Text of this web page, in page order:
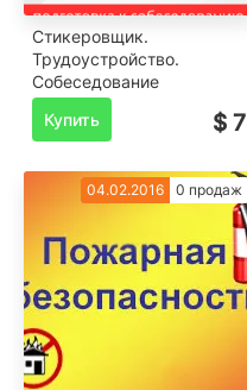
Стикеровщик.
Трудоустройство.
Собеседование
Купить
$ 7
04.02.2016 0 продаж